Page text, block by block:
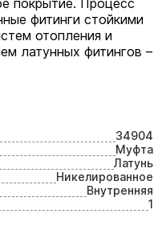
34904
Муфта
Латунь
Никелированное
Внутренняя
1
покрытие. Процесс
фитинги стойкими
отопления и
латунных фитингов –